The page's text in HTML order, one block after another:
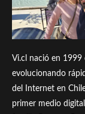
Vi.cl nació en 1999
evolucionando
del Internet en
primer medio